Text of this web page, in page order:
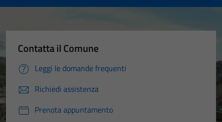
Contatta il Comune
Leggi le domande frequenti
Richiedi assistenza
Prenota appuntamento